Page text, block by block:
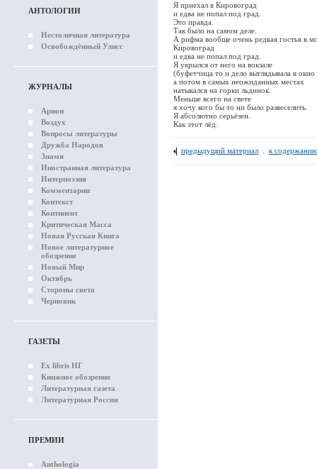
АНТОЛОГИИ
Нестоличная литература
Освобождённый Улисс
ЖУРНАЛЫ
Арион
Воздух
Вопросы литературы
Дружба Народов
Знамя
Иностранная литература
Интерпоэзия
Комментарии
Контекст
Континент
Критическая Масса
Новая Русская Книга
Новое литературное
обозрение
Новый Мир
Октябрь
Стороны света
Черновик
ГАЗЕТЫ
Ex libris НГ
Книжное обозрение
Литературная газета
Литературная Россия
ПРЕМИИ
Anthologia
Я приехал в Кировоград
и едва не попал под град.
Это правда.
Так было на самом деле.
А рифма вообще очень редкая гостья в
Кировоград
и едва не попал под град.
Я укрылся от него на вокзале
(буфетчица то и дело выглядывала в окно
а потом в самых неожиданных местах
натыкался на горки льдинок.
Меньше всего на свете
я хочу кого бы то ни было развеселить.
Я абсолютно серьёзен.
Как этот лёд.
предыдущий материал к